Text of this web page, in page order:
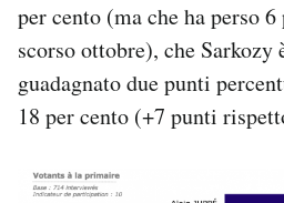
per cento (ma che ha perso
scorso ottobre), che Sarkozy
guadagnato due punti
18 per cento (+7 punti